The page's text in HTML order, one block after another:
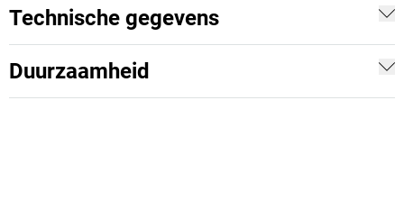
Technische gegevens
Duurzaamheid